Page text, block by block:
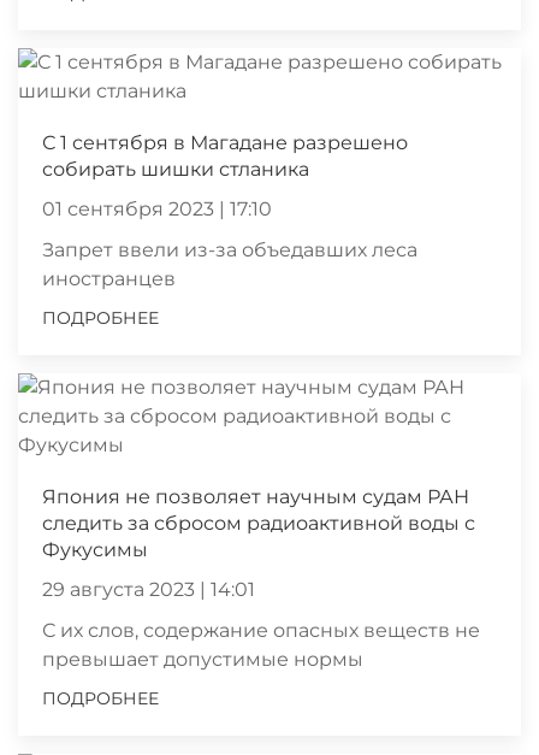
С 1 сентября в Магадане разрешено
собирать шишки стланика
01 сентября 2023 | 17:10
Запрет ввели из-за объедавших леса
иностранцев
ПОДРОБНЕЕ
Япония не позволяет научным судам РАН
следить за сбросом радиоактивной воды с
Фукусимы
29 августа 2023 | 14:01
С их слов, содержание опасных веществ не
превышает допустимые нормы
ПОДРОБНЕЕ